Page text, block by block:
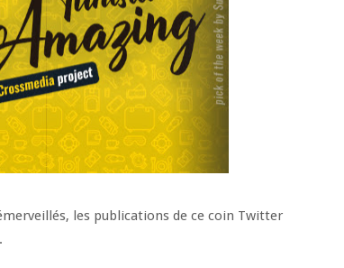
les publications de ce coin Twitter